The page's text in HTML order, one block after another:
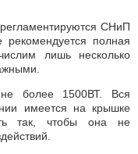
СНиП
полная
лишь несколько
более 1500ВТ. Вся
имеется на крышке
так, чтобы она не